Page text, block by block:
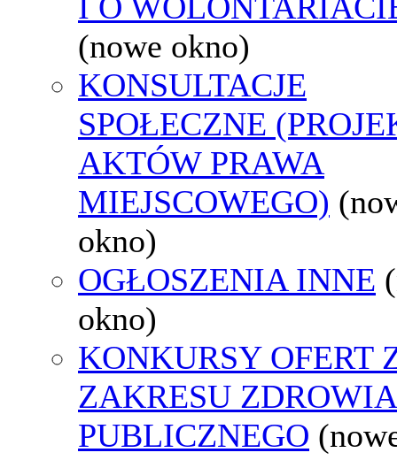
(nowe okno)
KONSULTACJE
SPOŁECZNE
AKTÓW PRAWA
MIEJSCOWEGO)
okno)
OGŁOSZENIA INNE
okno)
KONKURSY OFERT
ZAKRESU ZDROWIA
PUBLICZNEGO